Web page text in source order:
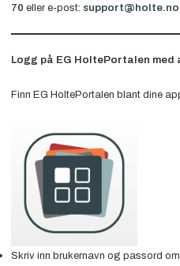
70 eller e-post: support@holte.no
Logg på EG HoltePortalen med
Finn EG HoltePortalen blant dine
Skriv inn brukernavn og passord